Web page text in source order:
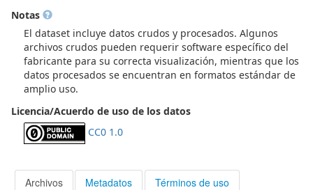
Notas
El dataset incluye datos crudos y procesados. Algunos
archivos crudos pueden requerir software específico del
fabricante para su correcta visualización, mientras que los
datos procesados se encuentran en formatos estándar de
amplio uso.
Licencia/Acuerdo de uso de los datos
CC0 1.0
Archivos Metadatos
Términos de uso